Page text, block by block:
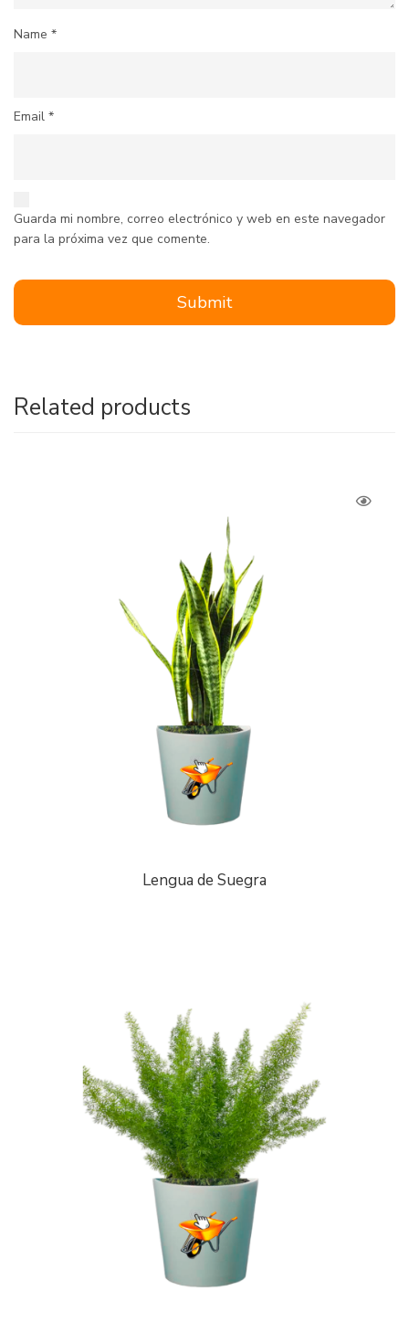
Name *
Email *
Guarda mi nombre, correo electrónico y web en este navegador
para la próxima vez que comente.
Related products
Lengua de Suegra